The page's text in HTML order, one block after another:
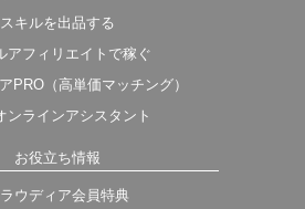
スキルを出品する
アフィリエイトで稼ぐ
PRO（高単価マッチング）
ンラインアシスタント
お役立ち情報
ウディア会員特典